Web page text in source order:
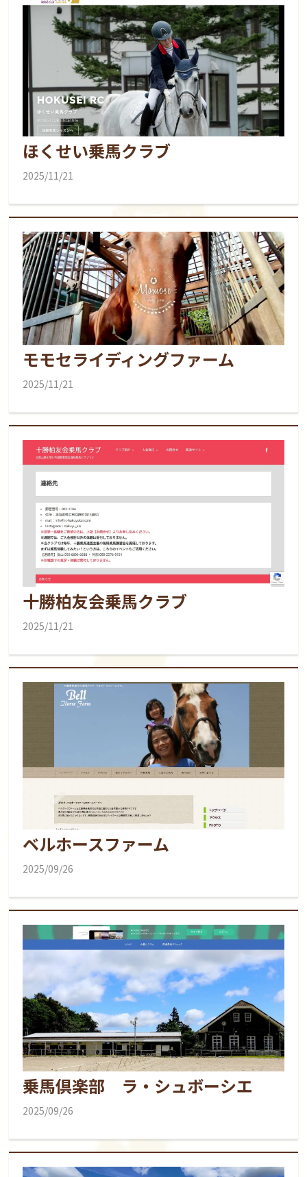
ほくせい乗馬クラブ
2025/11/21
モモセライディングファーム
2025/11/21
十勝柏友会乗馬クラブ
2025/11/21
ベルホースファーム
2025/09/26
乗馬倶楽部 ラ・シュボーシエ
2025/09/26